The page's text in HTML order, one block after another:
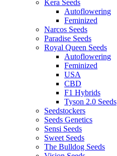
Kera Seeds
Autoflowering
Feminized
Narcos Seeds
Paradise Seeds
Royal Queen Seeds
Autoflowering
Feminized
USA
CBD
F1 Hybrids
Tyson 2.0 Seeds
Seedstockers
Seeds Genetics
Sensi Seeds
Sweet Seeds
The Bulldog Seeds